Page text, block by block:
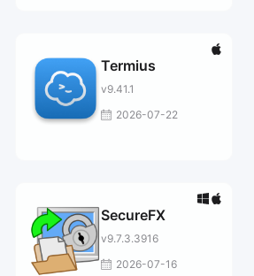
Termius
v9.41.1
2026-07-22
SecureFX
v9.7.3.3916
2026-07-16